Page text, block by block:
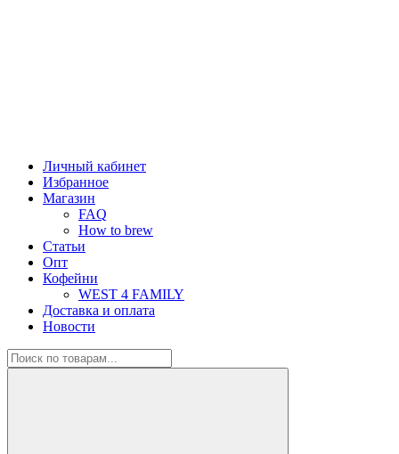
Личный кабинет
Избранное
Магазин
FAQ
How to brew
Статьи
Опт
Кофейни
WEST 4 FAMILY
Доставка и оплата
Новости